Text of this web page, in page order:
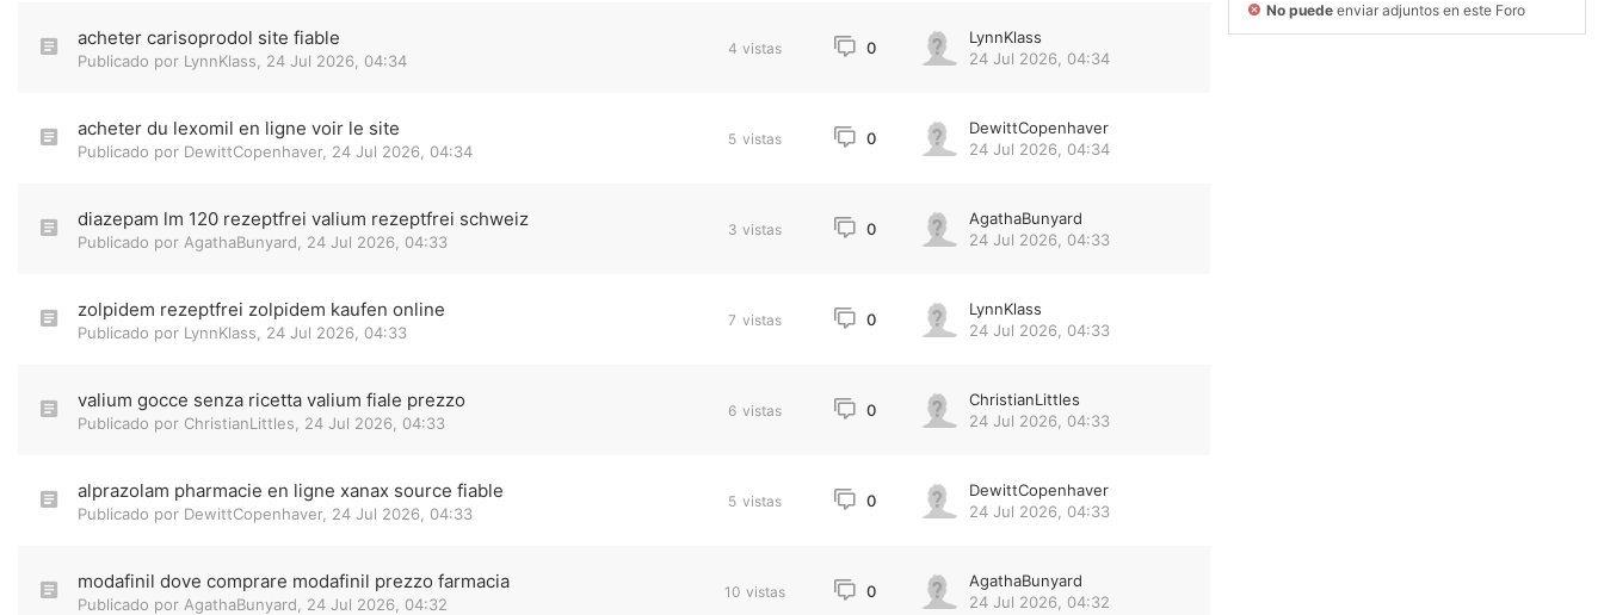
acheter carisoprodol site fiable
Publicado por LynnKlass 24 Jul 2026, 04:34
4 vistas 0
LynnKlass
24 Jul 2026, 04:34
acheter du lexomil en ligne voir le site
Publicado por DewittCopenhaver, 24 Jul 2026, 04:34
5 vistas 0
DewittCopenhaver
24 Jul 2026, 04:34
diazepam lm 120 rezeptfrei valium rezeptfrei schweiz
Publicado por AgathaBunyard 24 Jul 2026, 04:33
3 vistas 0
AgathaBunyard
24 Jul 2026, 04:33
zolpidem rezeptfrei zolpidem kaufen online
Publicado por LynnKlass 24 Jul 2026, 04:33
7 vistas 0
LynnKlass
24 Jul 2026, 04:33
valium gocce senza ricetta valium fiale prezzo
Publicado por ChristianLittles 24 Jul 2026, 04:33
6 vistas 0
ChristianLittles
24 Jul 2026, 04:33
alprazolam pharmacie en ligne xanax source fiable
Publicado por DewittCopenhaver, 24 Jul 2026, 04:33
5 vistas 0
DewittCopenhaver
24 Jul 2026, 04:33
modafinil dove comprare modafinil prezzo farmacia
Publicado por AgathaBunyard 24 Jul 2026, 04:32
10 vistas 0
AgathaBunyard
24 Jul 2026, 04:32
No puede enviar adjuntos en este Foro